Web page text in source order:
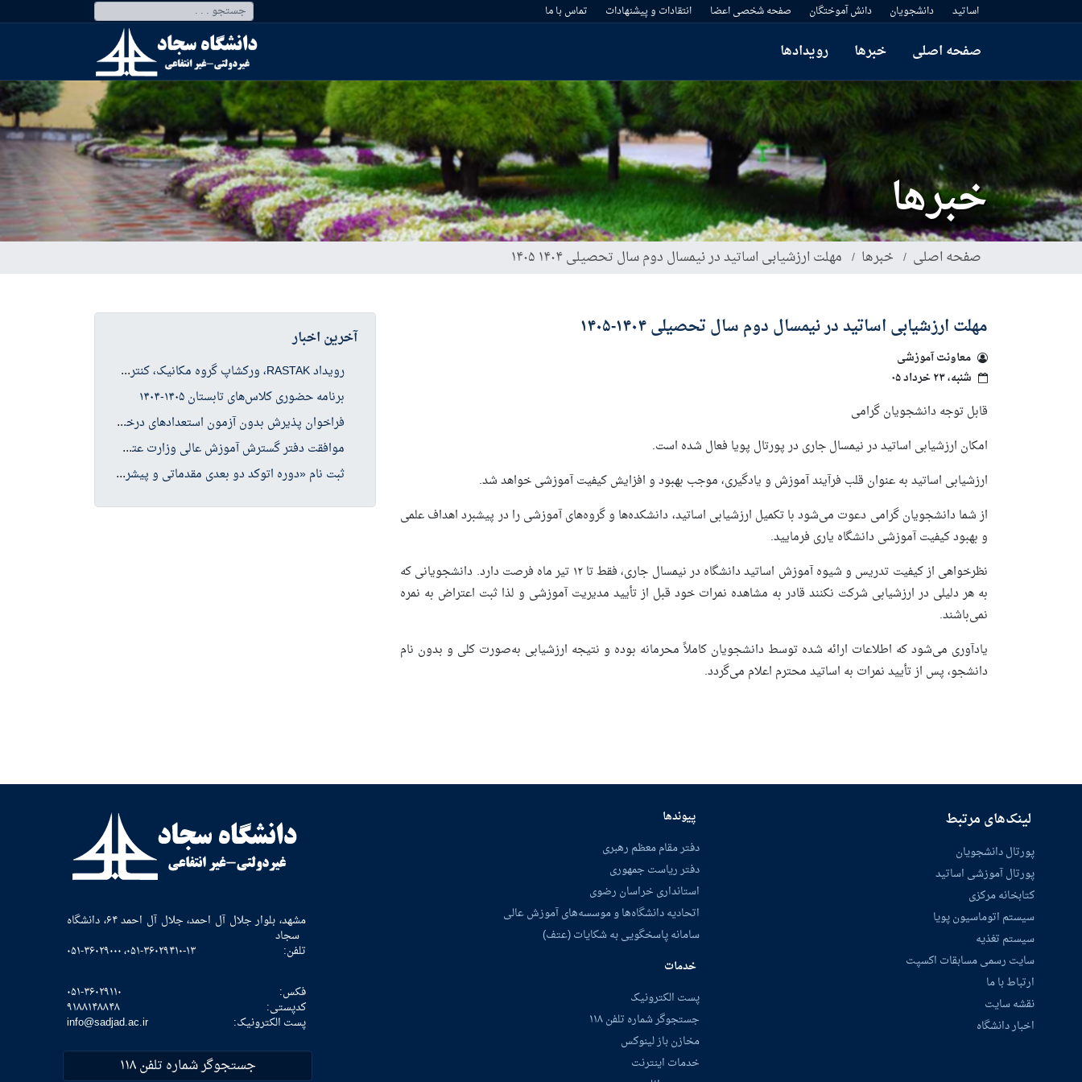
به
اساتید دانشجویان دانش آموختگان صفحه شخصی اعضا انتقادات و پیشنهادات تماس با ما
صفحه اصلی خبرها رویدادها
خبرها
صفحه اصلی خبرها مهلت ارزشیابی اساتید در نیمسال دوم سال تحصیلی ۱۴۰۴ ۱۴۰۵
مهلت ارزشیابی اساتید در نیمسال دوم سال تحصیلی ۱۴۰۴-۱۴۰۵
معاونت آموزشی
شنبه، ۲۳ خرداد ۰۵
قابل توجه دانشجویان گرامی
امکان ارزشیابی اساتید در نیمسال جاری در پورتال پویا فعال شده است.
ارزشیابی اساتید به عنوان قلب فرآیند آموزش و یادگیری، موجب بهبود و افزایش کیفیت آموزشی خواهد شد.
از شما دانشجویان گرامی دعوت می‌شود با تکمیل ارزشیابی اساتید، دانشکده‌ها و گروه‌های آموزشی را در پیشبرد اهداف علمی
و بهبود کیفیت آموزشی دانشگاه یاری فرمایید.
نظرخواهی از کیفیت تدریس و شیوه آموزش اساتید دانشگاه در نیمسال جاری، فقط تا ۱۲ تیر ماه فرصت دارد. دانشجویانی که
به هر دلیلی در ارزشیابی شرکت نکنند قادر به مشاهده نمرات خود قبل از تأیید مدیریت آموزشی و لذا ثبت اعتراض به نمره
نمی‌باشند.
یادآوری می‌شود که اطلاعات ارائه شده توسط دانشجویان کاملاً محرمانه بوده و نتیجه ارزشیابی به‌صورت کلی و بدون نام
دانشجو، پس از تأیید نمرات به اساتید محترم اعلام می‌گردد.
آخرین اخبار
روی
داد RASTAK، ورکشاپ گروه مکانیک، کنترل کیفیت
برنامه حضوری کلاس‌های تابستان ۱۴۰۵-۱۴۰۴
فرا
خوان پذیرش بدون آزمون استعدادهای درخشان در مقطع کارشناسی ارشد سال تحصیلی ۱۴۰۶-۱۴۰۵
موا
فقت دفتر گسترش آموزش عالی وزارت عتف با پذیرش دانشجو در چهار رشته کارشناسی ارشد حوزه علوم انسانی
ثبت
نام «دوره اتوکد دو بعدی مقدماتی و پیشرفته»
لینک‌های مرتبط
پورتال دانشجویان
پورتال آموزشی اساتید
کتابخانه مرکزی
سیستم اتوماسیون پویا
سیستم تغذیه
سایت رسمی مسابقات اکسپت
ارتباط با ما
نقشه سایت
اخبار دانشگاه
پیوندها
دفتر مقام معظم رهبری
دفتر ریاست جمهوری
استانداری خراسان رضوی
اتحادیه دانشگاه‌ها و موسسه‌های آموزش عالی
سامانه پاسخگویی به شکایات (عتف)
خدمات
پست الکترونیک
جستجوگر شماره تلفن ۱۱۸
مخازن باز لینوکس
خدمات اینترنت
مشهد، بلوار جلال آل احمد، جلال آل احمد ۶۴، دانشگاه
سجاد
تلفن: ۰۵۱-۳۶۰۲۹۴۱۰-۱۳، ۰۵۱-۳۶۰۲۹۰۰۰
فکس: ۰۵۱-۳۶۰۲۹۱۱۰
كدپستی: ۹۱۸۸۱۴۸۸۴۸
پست الکترونیک: info@sadjad.ac.ir
جستجوگر شماره تلفن ۱۱۸